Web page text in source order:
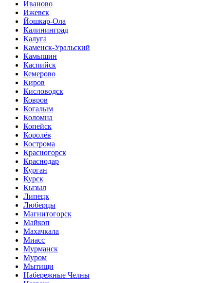
Иваново
Ижевск
Йошкар-Ола
Калининград
Калуга
Каменск-Уральский
Камышин
Каспийск
Кемерово
Киров
Кисловодск
Ковров
Когалым
Коломна
Копейск
Королёв
Кострома
Красногорск
Краснодар
Курган
Курск
Кызыл
Липецк
Люберцы
Магнитогорск
Майкоп
Махачкала
Миасс
Мурманск
Муром
Мытищи
Набережные Челны